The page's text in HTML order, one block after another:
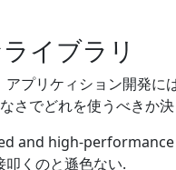
イブラリ
プリケィション開発
さでどれを使うべきか決
and high-performance
叩くのと遜色ない.